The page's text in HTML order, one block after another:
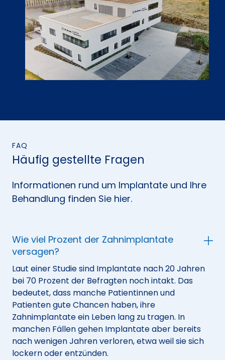
FAQ
Häufig gestellte Fragen
Informationen rund um Implantate und Ihre
Behandlung finden Sie hier.
Wie viel Prozent der Zahnimplantate
versagen?
Laut einer Studie sind Implantate nach 20 Jahren
bei 70 Prozent der Befragten noch intakt. Das
bedeutet, dass manche Patientinnen und
Patienten gute Chancen haben, ihre
Zahnimplantate ein Leben lang zu tragen. In
manchen Fällen gehen Implantate aber bereits
nach wenigen Jahren verloren, etwa weil sie sich
lockern oder entzünden.